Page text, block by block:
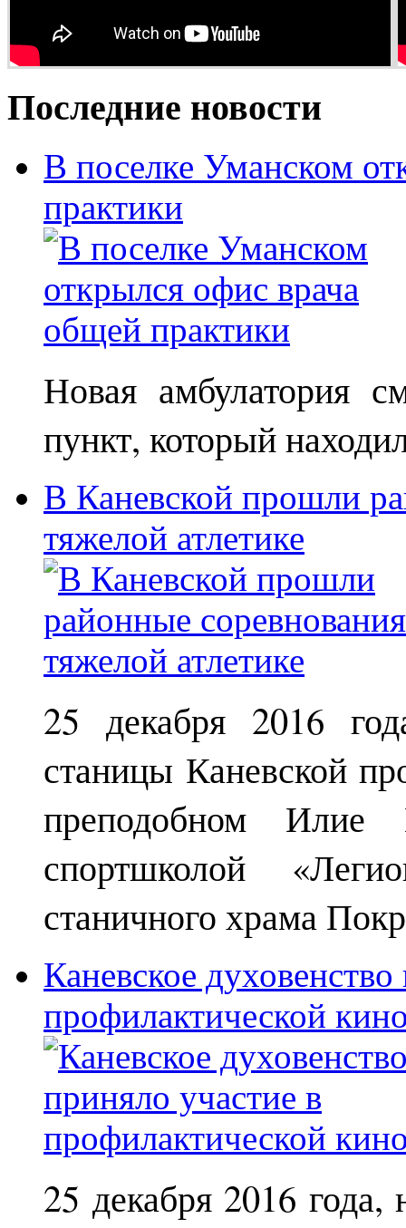
Последние новости
В поселке Уманском
практики
Новая амбулатория
пункт, который
В Каневской прошли
тяжелой атлетике
25 декабря 2016
станицы Каневской
преподобном Илие
спортшколой
станичного храма
Каневское
профилактической
25 декабря 2016